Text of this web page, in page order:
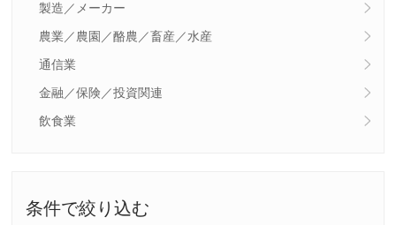
製造／メーカー
農業／農園／酪農／畜産／水産
通信業
金融／保険／投資関連
飲食業
条件で絞り込む